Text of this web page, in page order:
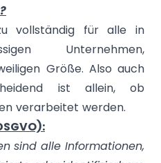
vollständig für alle in
Unternehmen,
Größe. Also auch
ist allein, ob
verarbeitet werden.
sind alle Informationen,